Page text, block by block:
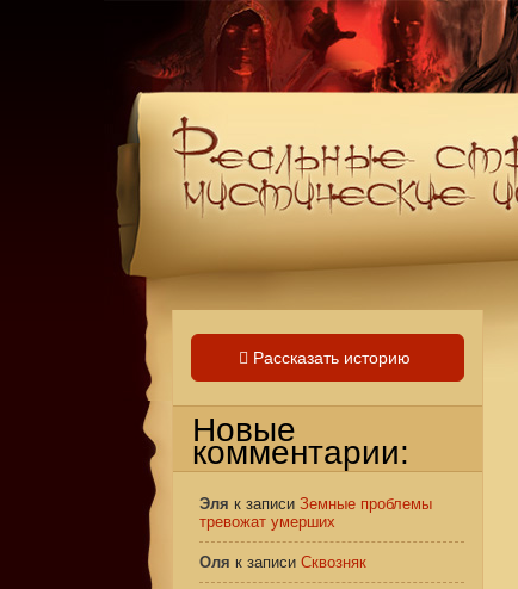
Рассказать историю
Новые
комментарии:
Эля к записи Земные проблемы
тревожат умерших
Оля к записи Сквозняк